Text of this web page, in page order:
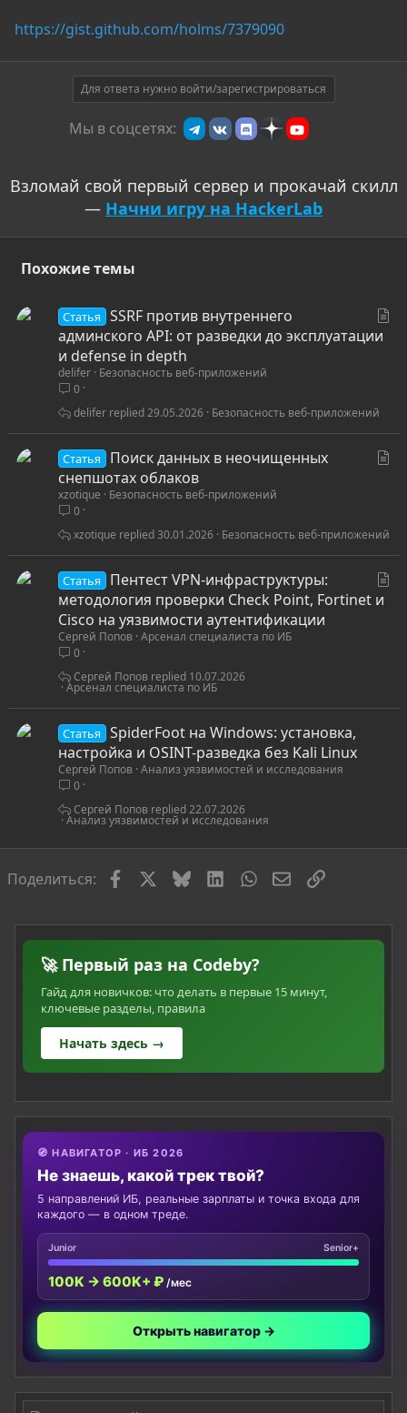
https://gist.github.com/holms/7379090
Для ответа нужно войти/зарегистрироваться
Мы в соцсетях:
Взломай свой первый сервер и прокачай скилл
— Начни игру на HackerLab
Похожие темы
Статья
SSRF против внутреннего
админского API: от разведки до эксплуатации
и defense in depth
delifer Безопасность веб-приложений
0
Безопасность веб-приложений
29.05.2026
delifer
я
Статья
Поиск данных в неочищенных
снепшотах облаков
xzotique
Безопасность веб-приложений
0
Безопасность веб-приложений
30.01.2026
xzotique
Статья
Пентест VPN-инфраструктуры:
методология проверки Check Point, Fortinet и
Cisco на уязвимости аутентификации
Сергей Попов Арсенал специалиста по ИБ
0
Арсенал специалиста по ИБ
10.07.2026
Сергей Попов
Статья
SpiderFoot на Windows: установка,
настройка и OSINT-разведка без Kali Linux
Сергей Попов Анализ уязвимостей и исследования
0
Анализ уязвимостей и исследования
22.07.2026
Сергей Попов
Поделиться: FacebookBlueskyLinkedInWhatsAppЭлектронная
Ссылка
🚀 Первый раз на Codeby?
Гайд для новичков: что делать в первые 15 минут,
ключевые разделы, правила
Начать здесь →
🧭 НАВИГАТОР · ИБ 2026
Не знаешь, какой трек твой?
5 направлений ИБ, реальные зарплаты и точка входа для
каждого — в одном треде.
Junior Senior+
100K → 600K+ ₽ /мес
Открыть навигатор →